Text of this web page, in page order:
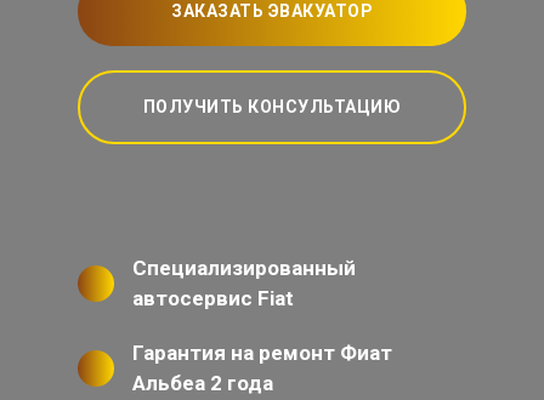
ЗАКАЗАТЬ ЭВАКУАТОР
ПОЛУЧИТЬ КОНСУЛЬТАЦИЮ
Специализированный
автосервис Fiat
Гарантия на ремонт Фиат
Альбеа 2 года